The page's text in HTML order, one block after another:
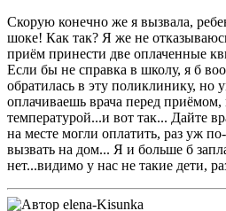
Скорую конечно же я вызвала,
шоке! Как так? Я же не
приём принести две оплаченные
Если бы не справка в школу, я б
обратилась в эту поликлинику,
оплачиваешь врача перед приёмом,
температурой...и вот так... Дайте
на месте могли оплатить, раз уж
вызвать на дом... Я и больше б
нет...видимо у нас не такие дети,